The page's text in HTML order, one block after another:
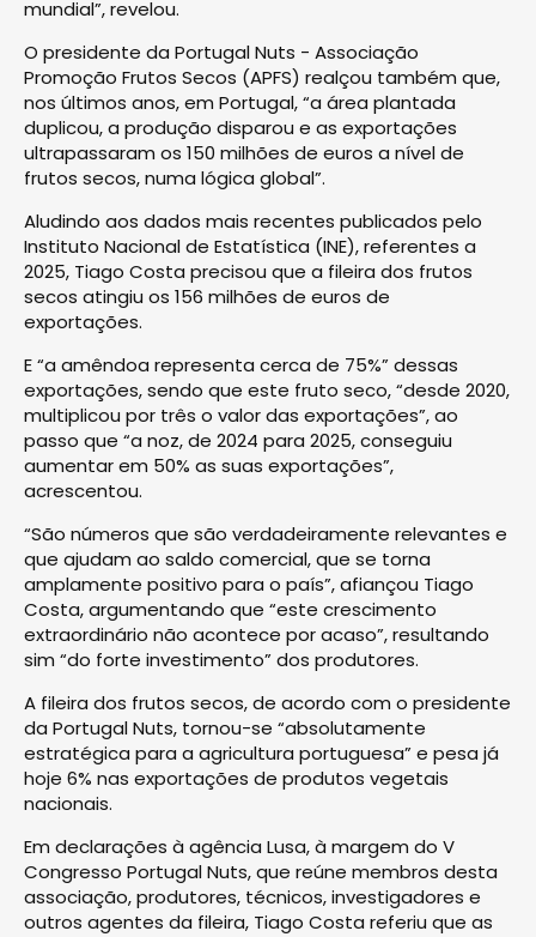
mundial”, revelou.
O presidente da Portugal Nuts - Associação
Promoção Frutos Secos (APFS) realçou também que,
nos últimos anos, em Portugal, “a área plantada
duplicou, a produção disparou e as exportações
ultrapassaram os 150 milhões de euros a nível de
frutos secos, numa lógica global”.
Aludindo aos dados mais recentes publicados pelo
Instituto Nacional de Estatística (INE), referentes a
2025, Tiago Costa precisou que a fileira dos frutos
secos atingiu os 156 milhões de euros de
exportações.
E “a amêndoa representa cerca de 75%” dessas
exportações, sendo que este fruto seco, “desde 2020,
multiplicou por três o valor das exportações”, ao
passo que “a noz, de 2024 para 2025, conseguiu
aumentar em 50% as suas exportações”,
acrescentou.
“São números que são verdadeiramente relevantes e
que ajudam ao saldo comercial, que se torna
amplamente positivo para o país”, afiançou Tiago
Costa, argumentando que “este crescimento
extraordinário não acontece por acaso”, resultando
sim “do forte investimento” dos produtores.
A fileira dos frutos secos, de acordo com o presidente
da Portugal Nuts, tornou-se “absolutamente
estratégica para a agricultura portuguesa” e pesa já
hoje 6% nas exportações de produtos vegetais
nacionais.
Em declarações à agência Lusa, à margem do V
Congresso Portugal Nuts, que reúne membros desta
associação, produtores, técnicos, investigadores e
outros agentes da fileira, Tiago Costa referiu que as